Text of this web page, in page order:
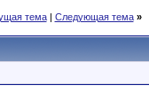
тема| Следующая тема »